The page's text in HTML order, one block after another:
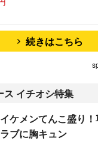
続きはこちら
ス イチオシ特集
イケメンてんこ盛り
ラブに胸キュン